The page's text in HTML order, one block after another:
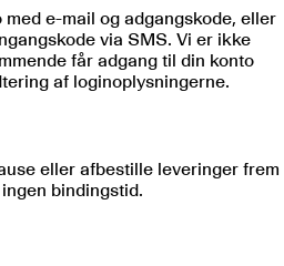
e-mail og adgangskode, eller
via SMS. Vi er ikke
får adgang til din konto
af loginoplysningerne.
eller afbestille leveringer frem
bindingstid.